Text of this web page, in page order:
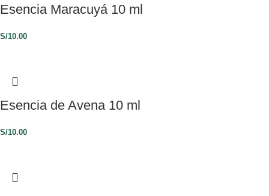
Esencia Maracuyá 10 ml
S/10.00
Esencia de Avena 10 ml
S/10.00